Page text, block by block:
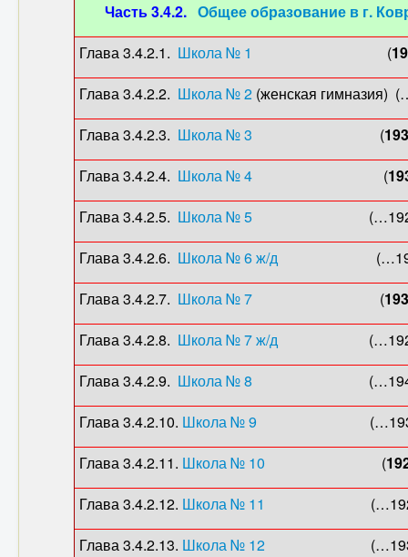
Часть 3.4.2. Общее образование в г.
Глава 3.4.2.1. Школа № 1 (
Глава 3.4.2.2. Школа № 2 (женская гимназия)
Глава 3.4.2.3. Школа № 3 (
Глава 3.4.2.4. Школа № 4 (
Глава 3.4.2.5. Школа № 5 (…1924
Глава 3.4.2.6. Школа № 6 ж/д
Глава 3.4.2.7. Школа № 7 (
Глава 3.4.2.8. Школа № 7 ж/д
Глава 3.4.2.9. Школа № 8 (…1941
Глава 3.4.2.10. Школа № 9 (…1937
Глава 3.4.2.11. Школа № 10 (
Глава 3.4.2.12. Школа № 11
(…1924
Глава 3.4.2.13. Школа № 12 (…1935